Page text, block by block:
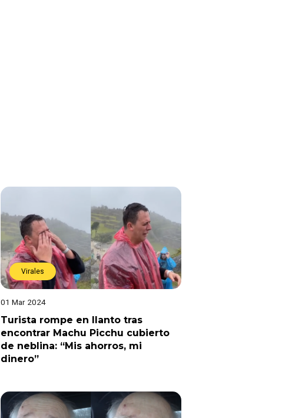
Virales
01 Mar 2024
Turista rompe en llanto tras
encontrar Machu Picchu cubierto
de neblina: “Mis ahorros, mi
dinero”